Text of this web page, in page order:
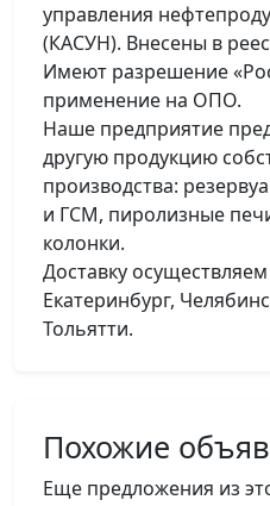
управления
(КАСУН). Внесены в
Имеют разрешение
применение на ОПО.
Наше предприятие
другую продукцию
производства:
и ГСМ, пиролизные
колонки.
Доставку
Екатеринбург,
Тольятти.
Похожие
Еще предложения из